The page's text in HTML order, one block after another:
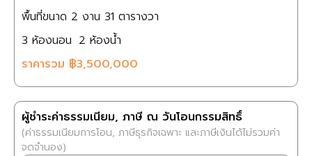
พื้นที่ขนาด 2 งาน 31 ตารางวา
3 ห้องนอน 2 ห้องน้ำ
ราคารวม ฿3,500,000
ผู้ชำระค่าธรรมเนียม, ภาษี ณ วันโอนกรรมสิทธิ์
(ค่าธรรมเนียมการโอน, ภาษีธุรกิจเฉพาะ และภาษีเงินได้ไม่รวมค่า
จดจำนอง)